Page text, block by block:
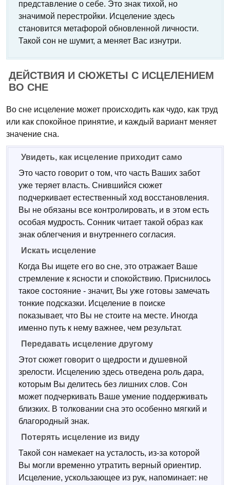
представление о себе. Это знак тихой, но
значимой перестройки. Исцеление здесь
становится метафорой обновленной личности.
Такой сон не шумит, а меняет Вас изнутри.
ДЕЙСТВИЯ И СЮЖЕТЫ С ИСЦЕЛЕНИЕМ
ВО СНЕ
Во сне исцеление может происходить как чудо, как труд
или как спокойное принятие, и каждый вариант меняет
значение сна.
Увидеть, как исцеление приходит само
Это часто говорит о том, что часть Ваших забот
уже теряет власть. Снившийся сюжет
подчеркивает естественный ход восстановления.
Вы не обязаны все контролировать, и в этом есть
особая мудрость. Сонник читает такой образ как
знак облегчения и внутреннего согласия.
Искать исцеление
Когда Вы ищете его во сне, это отражает Ваше
стремление к ясности и спокойствию. Приснилось
такое состояние - значит, Вы уже готовы замечать
тонкие подсказки. Исцеление в поиске
показывает, что Вы не стоите на месте. Иногда
именно путь к нему важнее, чем результат.
Передавать исцеление другому
Этот сюжет говорит о щедрости и душевной
зрелости. Исцелению здесь отведена роль дара,
которым Вы делитесь без лишних слов. Сон
может подчеркивать Ваше умение поддерживать
близких. В толковании сна это особенно мягкий и
благородный знак.
Потерять исцеление из виду
Такой сон намекает на усталость, из-за которой
Вы могли временно утратить верный ориентир.
Исцеление, ускользающее из рук, напоминает: не